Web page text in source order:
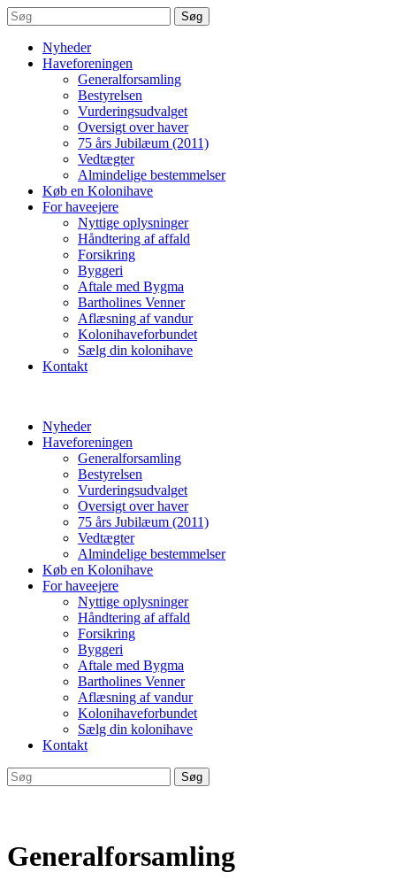
Søg
Nyheder
Haveforeningen
Generalforsamling
Bestyrelsen
Vurderingsudvalget
Oversigt over haver
75 års Jubilæum (2011)
Vedtægter
Almindelige bestemmelser
Køb en Kolonihave
For haveejere
Nyttige oplysninger
Håndtering af affald
Forsikring
Byggeri
Aftale med Bygma
Bartholines Venner
Aflæsning af vandur
Kolonihaveforbundet
Sælg din kolonihave
Kontakt
Nyheder
Haveforeningen
Generalforsamling
Bestyrelsen
Vurderingsudvalget
Oversigt over haver
75 års Jubilæum (2011)
Vedtægter
Almindelige bestemmelser
Køb en Kolonihave
For haveejere
Nyttige oplysninger
Håndtering af affald
Forsikring
Byggeri
Aftale med Bygma
Bartholines Venner
Aflæsning af vandur
Kolonihaveforbundet
Sælg din kolonihave
Kontakt
Søg
Generalforsamling